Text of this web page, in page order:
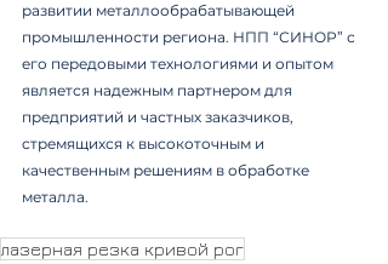
развитии металлообрабатывающей
промышленности региона. НПП “СИНОР” с
его передовыми технологиями и опытом
является надежным партнером для
предприятий и частных заказчиков,
стремящихся к высокоточным и
качественным решениям в обработке
металла.
лазерная резка кривой рог